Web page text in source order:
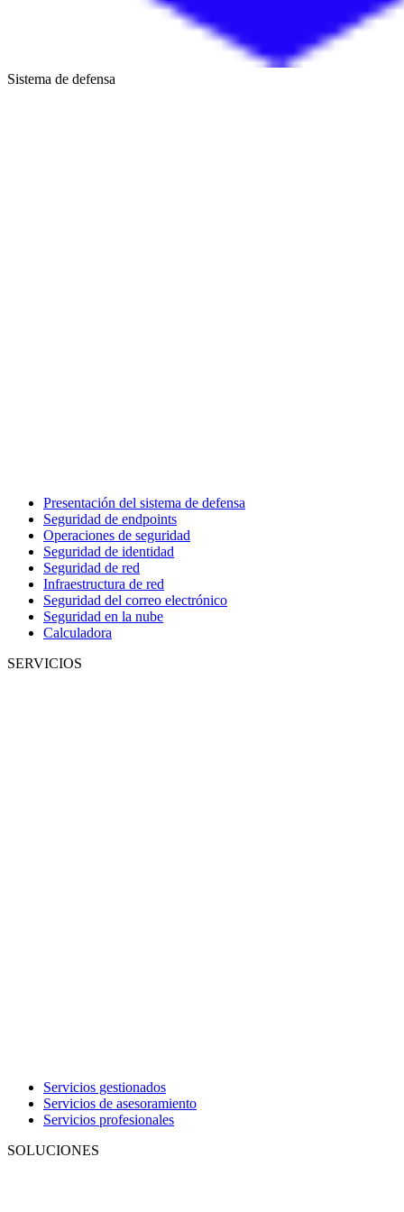
Sistema de defensa
Presentación del sistema de defensa
Seguridad de endpoints
Operaciones de seguridad
Seguridad de identidad
Seguridad de red
Infraestructura de red
Seguridad del correo electrónico
Seguridad en la nube
Calculadora
SERVICIOS
Servicios gestionados
Servicios de asesoramiento
Servicios profesionales
SOLUCIONES